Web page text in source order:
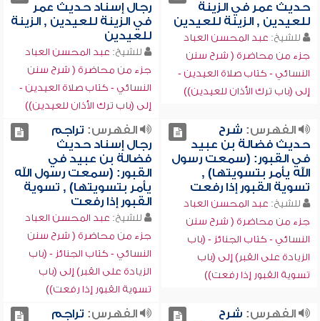
حديث عمر في الزينة
للعيدين , الزينة للعيدين
للشيخ: عبد المحسن العباد
جزء من محاضرة ( شرح سنن
النسائي - كتاب صلاة العيدين -
إلى (باب ترك الأذان للعيدين))
رجال إسناد حديث عمر
في الزينة للعيدين , الزينة
للعيدين
للشيخ: عبد المحسن العباد
جزء من محاضرة ( شرح سنن
النسائي - كتاب صلاة العيدين -
إلى (باب ترك الأذان للعيدين))
الفهرس: شرح
حديث فضالة بن عبيد
في القبور: (سمعت رسول
الله يأمر بتسويتها) ,
تسوية القبور إذا رفعت
للشيخ: عبد المحسن العباد
جزء من محاضرة ( شرح سنن
النسائي - كتاب الجنائز - (باب
الزيادة على القبر) إلى (باب
تسوية القبور إذا رفعت))
الفهرس: تراجم
رجال إسناد حديث
فضالة بن عبيد في
القبور: (سمعت رسول الله
يأمر بتسويتها) , تسوية
القبور إذا رفعت
للشيخ: عبد المحسن العباد
جزء من محاضرة ( شرح سنن
النسائي - كتاب الجنائز - (باب
الزيادة على القبر) إلى (باب
تسوية القبور إذا رفعت))
الفهرس: شرح
الفهرس: تراجم